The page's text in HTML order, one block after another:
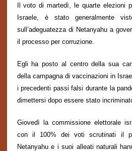
Il voto di martedì, le quarte elezioni
Israele, è stato generalmente
sull’adeguatezza di Netanyahu a
il processo per corruzione.
Egli ha posto al centro della sua
della campagnadi vaccinazioni in
i precedenti passi falsi durante la
dimettersi dopo essere stato
Giovedì
a commissione elettorale
con il 100% dei voti scrutinati il
Netanyahu e i suoi alleati naturali